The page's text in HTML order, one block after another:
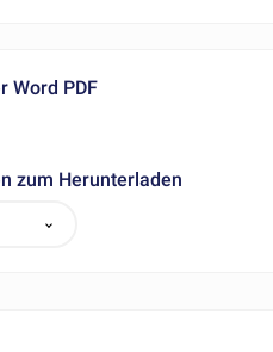
Word PDF
zum Herunterladen